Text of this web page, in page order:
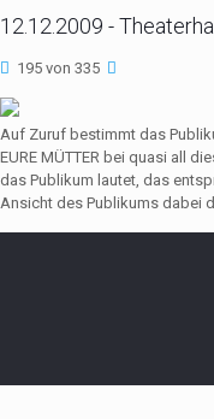
12.12.2009 -
195 von 335
Auf Zuruf bestimmt das
EURE MÜTTER bei quasi all
das Publikum lautet, das
Ansicht des Publikums dabei